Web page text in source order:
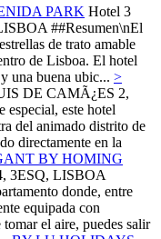
PARK Hotel 3
##Resumen\nEl
de trato amable
de Lisboa. El hotel
una buena ubic... >
DE CAMÃ¿ES 2,
especial, este hotel
del animado distrito de
directamente en la
BY HOMING
3ESQ, LISBOA
donde, entre
equipada con
el aire, puedes salir